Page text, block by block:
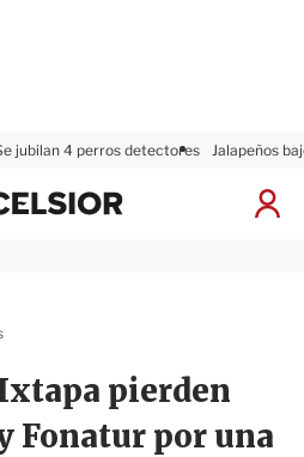
jubilan 4 perros detectores Jalapeños
I
i
x
pierden
Fonatur por una